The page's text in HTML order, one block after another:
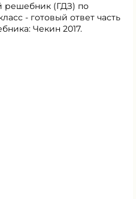
решебник (ГДЗ) по
- готовый ответ часть
Чекин 2017.